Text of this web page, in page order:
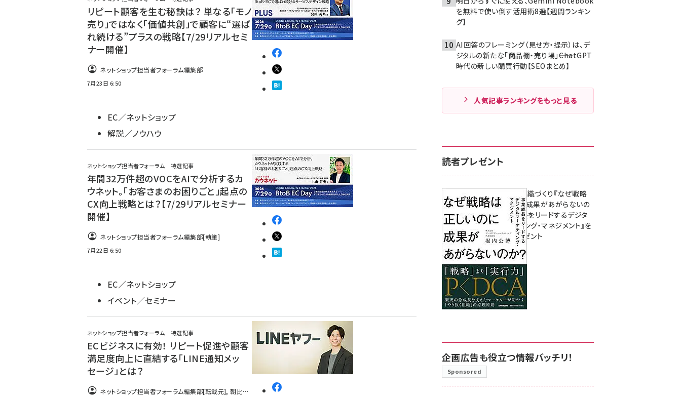
リピート顧客を生む秘訣は？ 単なる「モノ
売り」ではなく「価値共創」で顧客に“選ば
れ続ける”プラスの戦略【7/29リアルセミ
ナー開催】
ネットショップ担当者フォーラム編集部
7月23日 6:50
EC／ネットショップ
解説／ノウハウ
ネットショップ担当者フォーラム 特選記事
年間32万件超のVOCをAIで分析するカ
ウネット。「お客さまのお困りごと」起点の
CX向上戦略とは？【7/29リアルセミナー
開催】
ネットショップ担当者フォーラム編集部[執筆]
7月22日 6:50
EC／ネットショップ
イベント／セミナー
ネットショップ担当者フォーラム 特選記事
ECビジネスに有効！ リピート促進や顧客
満足度向上に直結する「LINE通知メッ
セージ」とは？
ネットショップ担当者フォーラム編集部[転載元],朝比美
を無料で使い倒す活用術8選【週間ランキン
グ】
AI回答のフレーミング（見せ方・提示）は、デ
ジタルの新たな「商品棚・売り場」――ChatGPT
時代の新しい購買行動【SEOまとめ】
人気記事ランキングをもっと見る
読者プレゼント
成果を生む組織づくり『なぜ戦略
は正しいのに成果があがらないの
か？ 事業成長をリードするデジタ
ルマーケティング・マネジメント』を
3名様にプレゼント
8月7日 10:00
企画広告も役立つ情報バッチリ！
Sponsored